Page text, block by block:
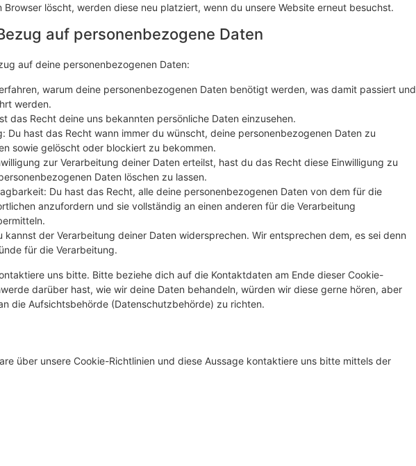
Browser löscht, werden diese neu platziert, wenn du unsere Website erneut besuchst.
auf personenbezogene Daten
auf deine personenbezogenen Daten:
warum deine personenbezogenen Daten benötigt werden, was damit passiert und
werden.
das Recht deine uns bekannten persönliche Daten einzusehen.
Du hast das Recht wann immer du wünscht, deine personenbezogenen Daten zu
sowie gelöscht oder blockiert zu bekommen.
zur Verarbeitung deiner Daten erteilst, hast du das Recht diese Einwilligung zu
Daten löschen zu lassen.
Du hast das Recht, alle deine personenbezogenen Daten von dem für die
anzufordern und sie vollständig an einen anderen für die Verarbeitung
kannst der Verarbeitung deiner Daten widersprechen. Wir entsprechen dem, es sei denn
für die Verarbeitung.
uns bitte. Bitte beziehe dich auf die Kontaktdaten am Ende dieser Cookie-
darüber hast, wie wir deine Daten behandeln, würden wir diese gerne hören, aber
die Aufsichtsbehörde (Datenschutzbehörde) zu richten.
über unsere Cookie-Richtlinien und diese Aussage kontaktiere uns bitte mittels der